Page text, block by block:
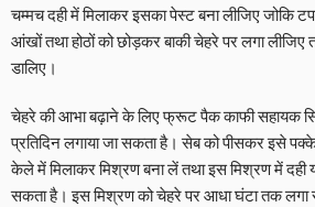
चम्मच दही में मिलाकर इसका पेस्ट बना लीजिए जोकि
आंखों तथा होठों को छोड़कर बाकी चेहरे पर लगा लीजिए
डालिए।
चेहरे की आभा बढ़ाने के लिए फ्रूट पैक काफी सहायक
प्रतिदिन लगाया जा सकता है। सेब को पीसकर इसे
केले में मिलाकर मिश्रण बना लें तथा इस मिश्रण में दही
सकता है। इस मिश्रण को चेहरे पर आधा घंटा तक लगा